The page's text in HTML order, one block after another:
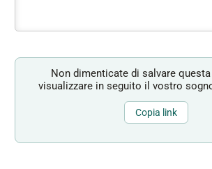
Non dimenticate di salvare
visualizzare in seguito il vostro
Copia link